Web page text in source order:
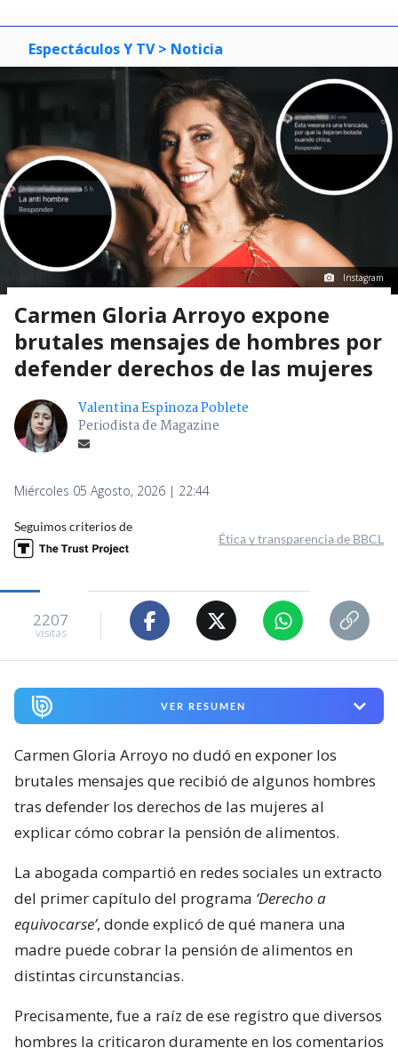
Espectáculos Y TV > Noticia
Instagram
Carmen Gloria Arroyo expone
brutales mensajes de hombres por
defender derechos de las mujeres
Valentina Espinoza Poblete
Periodista de Magazine
Miércoles 05 Agosto, 2026 | 22:44
Seguimos criterios de
Ética y transparencia de BBCL
2207
visitas
VER RESUMEN
Carmen Gloria Arroyo no dudó en exponer los
brutales mensajes que recibió de algunos hombres
tras defender los derechos de las mujeres al
explicar cómo cobrar la pensión de alimentos.
La abogada compartió en redes sociales un extracto
del primer capítulo del programa ‘Derecho a
equivocarse’, donde explicó de qué manera una
madre puede cobrar la pensión de alimentos en
distintas circunstancias.
Precisamente, fue a raíz de ese registro que diversos
hombres la criticaron duramente en los comentarios